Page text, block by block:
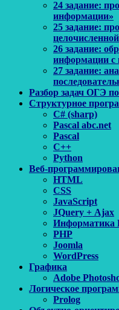
24 задание:
информации»
25 задание:
26 задание:
информации с
27 задание:
Разбор задач ОГЭ
Структурное
C# (sharp)
Pascal abc.net
Pascal
С++
Python
Веб-
HTML
CSS
JavaScript
JQuery + Ajax
Информатика
PHP
Joomla
WordPress
Графика
Adobe
Логическое
Prolog